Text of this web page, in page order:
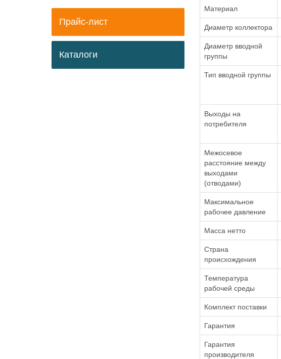
Прайс-лист
Каталоги
Материал
Диаметр коллектора
Диаметр вводной
группы
Тип вводной группы
Выходы на
потребителя
Межосевое
расстояние между
выходами
(отводами)
Максимальное
рабочее давление
Масса нетто
Страна
происхождения
Температура
рабочей среды
Комплект поставки
Гарантия
Гарантия
производителя